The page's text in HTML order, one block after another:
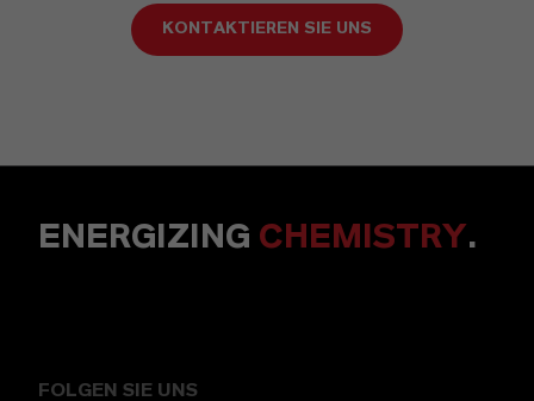
KONTAKTIEREN SIE UNS
ENERGIZING CHEMISTRY.
FOLGEN SIE UNS